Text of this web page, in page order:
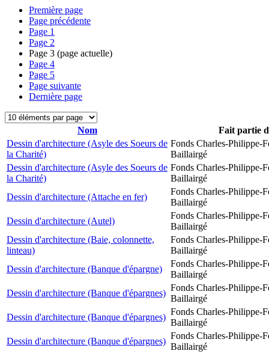
Première page
Page précédente
Page 1
Page 2
Page 3 (page actuelle)
Page 4
Page 5
Page suivante
Dernière page
Nom
Fait partie
Dessin d'architecture (Asyle des Soeurs de
la Charité)
Fonds Charles-Philippe-
Baillairgé
Dessin d'architecture (Asyle des Soeurs de
la Charité)
Fonds Charles-Philippe-
Baillairgé
Dessin d'architecture (Attache en fer)
Fonds Charles-Philippe-
Baillairgé
Dessin d'architecture (Autel)
Fonds Charles-Philippe-
Baillairgé
Dessin d'architecture (Baie, colonnette,
linteau)
Fonds Charles-Philippe-
Baillairgé
Dessin d'architecture (Banque d'épargne)
Fonds Charles-Philippe-
Baillairgé
Dessin d'architecture (Banque d'épargnes)
Fonds Charles-Philippe-
Baillairgé
Dessin d'architecture (Banque d'épargnes)
Fonds Charles-Philippe-
Baillairgé
Dessin d'architecture (Banque d'épargnes)
Fonds Charles-Philippe-
Baillairgé